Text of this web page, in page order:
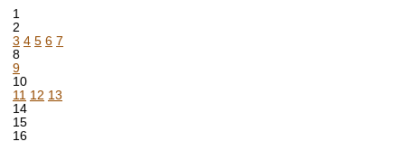
1
2
3 4 5 6 7
8
9
10
11 12 13
14
15
16